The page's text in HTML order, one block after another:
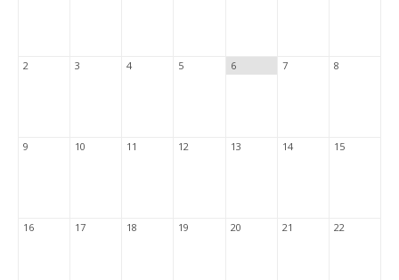
2 3 4 5 6 7 8
9 10 11 12 13 14 15
16 17 18 19 20 21 22